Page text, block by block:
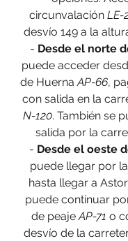
circunvalación LE-
desvío 149 a la
- Desde el norte
puede acceder
de Huerna AP-66,
con salida en la
N-120. También se
salida por la
- Desde el oeste
puede llegar por
hasta llegar a
puede continuar
de peaje AP-71 o
desvío de la